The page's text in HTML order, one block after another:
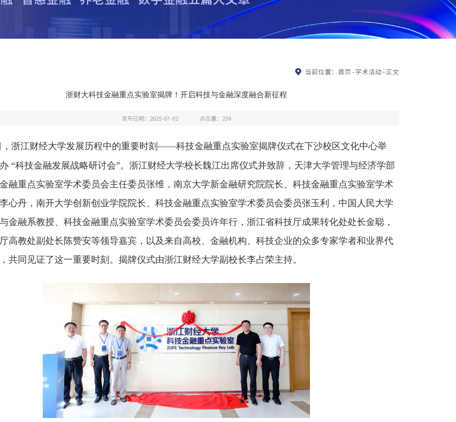
当前位置： 首页-学术活动-正文
浙财大科技金融重点实验室揭牌！开启科技与金融深度融合新征程
发布日期：2025-07-02 点击量： 238
，浙江财经大学发展历程中的重要时刻——科技金融重点实验室揭牌仪式在下沙校区文化中心举
“科技金融发展战略研讨会”。浙江财经大学校长魏江出席仪式并致辞，天津大学管理与经济学部
融重点实验室学术委员会主任委员张维，南京大学新金融研究院院长、科技金融重点实验室学术
心丹，南开大学创新创业学院院长、科技金融重点实验室学术委员会委员张玉利，中国人民大学
金融系教授、科技金融重点实验室学术委员会委员许年行，浙江省科技厅成果转化处处长金聪，
高教处副处长陈赞安等领导嘉宾，以及来自高校、金融机构、科技企业的众多专家学者和业界代
共同见证了这一重要时刻。揭牌仪式由浙江财经大学副校长李占荣主持。